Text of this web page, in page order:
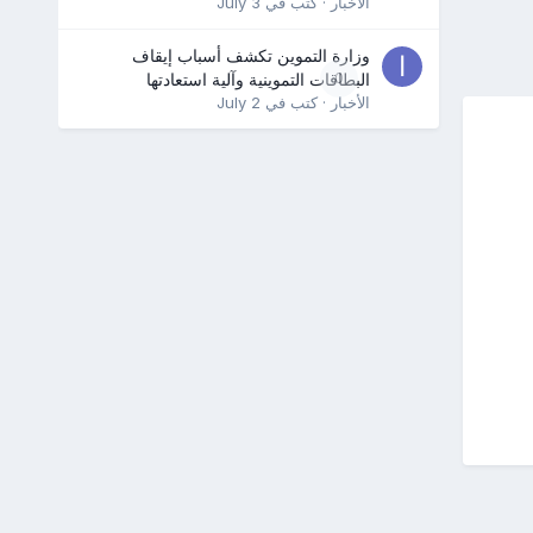
0
وزارة التموين تكشف أسباب إيقاف
البطاقات التموينية وآلية استعادتها
الأخبار · كتب في July 2